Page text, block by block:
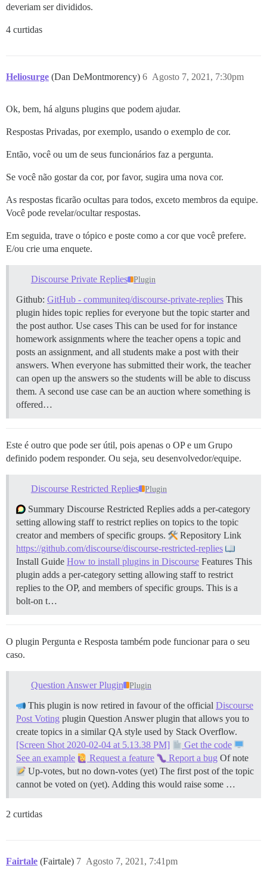
deveriam ser divididos.
4 curtidas
Heliosurge (Dan DeMontmorency) Agosto 7, 2021, 7:30pm
6
Ok, bem, há alguns plugins que podem ajudar.
Respostas Privadas, por exemplo, usando o exemplo de cor.
Então, você ou um de seus funcionários faz a pergunta.
Se você não gostar da cor, por favor, sugira uma nova cor.
As respostas ficarão ocultas para todos, exceto membros da equipe.
Você pode revelar/ocultar respostas.
Em seguida, trave o tópico e poste como a cor que você prefere.
E/ou crie uma enquete.
Discourse Private Replies Plugin
Github: GitHub - communiteq/discourse-private-replies This
plugin hides topic replies for everyone but the topic starter and
the post author. Use cases This can be used for for instance
homework assignments where the teacher opens a topic and
posts an assignment, and all students make a post with their
answers. When everyone has submitted their work, the teacher
can open up the answers so the students will be able to discuss
them. A second use case can be an auction where something is
offered…
Este é outro que pode ser útil, pois apenas o OP e um Grupo
definido podem responder. Ou seja, seu desenvolvedor/equipe.
Discourse Restricted Replies Plugin
Summary Discourse Restricted Replies adds a per-category
setting allowing staff to restrict replies on topics to the topic
creator and members of specific groups.
Repository Link
https://github.com/discourse/discourse-restricted-replies
Install Guide How to install plugins in Discourse Features This
plugin adds a per-category setting allowing staff to restrict
replies to the OP, and members of specific groups. This is a
bolt-on t…
O plugin Pergunta e Resposta também pode funcionar para o seu
caso.
Question Answer Plugin Plugin
This plugin is now retired in favour of the official Discourse
Post Voting plugin Question Answer plugin that allows you to
create topics in a similar QA style used by Stack Overflow.
[Screen Shot 2020-02-04 at 5.13.38 PM]
Get the code
See an example
Request a feature Report a bug Of note
Up-votes, but no down-votes (yet) The first post of the topic
cannot be voted on (yet). Adding this would raise some …
2 curtidas
Fairtale (Fairtale) Agosto 7, 2021, 7:41pm
7